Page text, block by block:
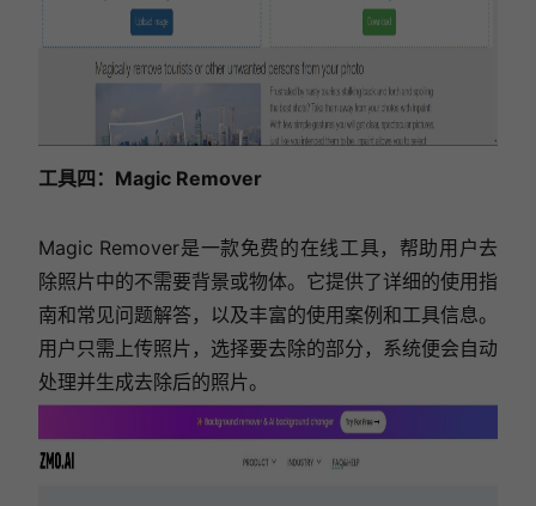
工具四：Magic Remover
Magic Remover是一款免费的在线工具，帮助用户去
除照片中的不需要背景或物体。它提供了详细的使用指
南和常见问题解答，以及丰富的使用案例和工具信息。
用户只需上传照片，选择要去除的部分，系统便会自动
处理并生成去除后的照片。